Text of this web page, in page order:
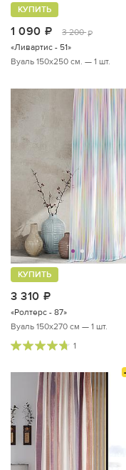
1 090 руб.
3 200 руб.
КУПИТЬ
«Ливартис - 51»
Вуаль 150х250 см. — 1 шт.
3 310
КУПИТЬ
«Ролтерс - 87»
Вуаль 150х270 см — 1 шт.
1